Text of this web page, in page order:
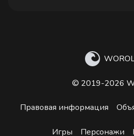
© 2019-2026
Правовая информация
Игры Персонажи